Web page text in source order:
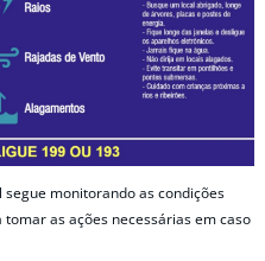
monitorando as condições
as ações necessárias em caso